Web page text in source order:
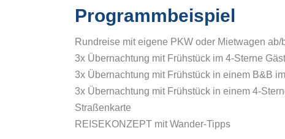
Programmbeispiel
Rundreise mit eigene PKW oder Mietwagen
3x Übernachtung mit Frühstück im 4-Sterne
3x Übernachtung mit Frühstück in einem B&B
3x Übernachtung mit Frühstück in einem 4-
Straßenkarte
REISEKONZEPT mit Wander-Tipps